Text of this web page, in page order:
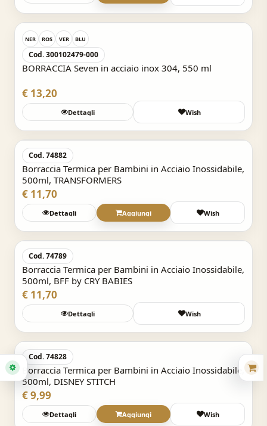
Acquisto Veloce
NER ROS VER BLU
Cod. 300102479-000
BORRACCIA Seven in acciaio inox 304, 550 ml
€ 13,20
Dettagli Wish
Acquisto Veloce
Cod. 74882
Borraccia Termica per Bambini in Acciaio Inossidabile,
500ml, TRANSFORMERS
€ 11,70
Dettagli Aggiungi Wish
Acquisto Veloce
Cod. 74789
Borraccia Termica per Bambini in Acciaio Inossidabile,
500ml, BFF by CRY BABIES
€ 11,70
Dettagli Wish
Acquisto Veloce
Cod. 74828
Borraccia Termica per Bambini in Acciaio Inossidabile,
500ml, DISNEY STITCH
€ 9,99
Dettagli Aggiungi Wish